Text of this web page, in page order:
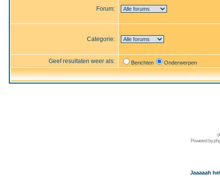
Forum:
Categorie:
Geef resultaten weer als: Berichten Onderwerpen
Powered by
Jaaaaah